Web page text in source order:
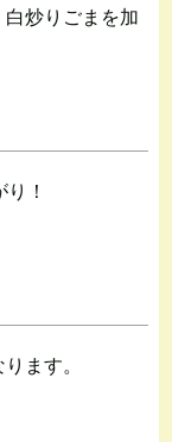
炒りごまを加
！
ます。